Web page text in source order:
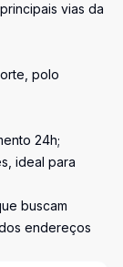
vias da
polo
24h;
ideal para
buscam
endereços